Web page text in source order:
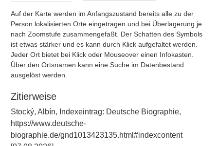
Auf der Karte werden im Anfangszustand bereits alle zu der
Person lokalisierten Orte eingetragen und bei Überlagerung je
nach Zoomstufe zusammengefaßt. Der Schatten des Symbols
ist etwas stärker und es kann durch Klick aufgefaltet werden.
Jeder Ort bietet bei Klick oder Mouseover einen Infokasten.
Über den Ortsnamen kann eine Suche im Datenbestand
ausgelöst werden.
Zitierweise
Stocký, Albín, Indexeintrag: Deutsche Biographie,
https://www.deutsche-
biographie.de/gnd1013423135.html#indexcontent